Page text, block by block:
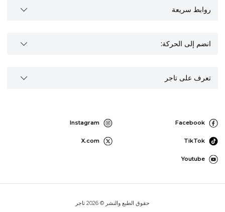
روابط سريعة
انضم إلى الحركة:
تعرف على تاجر
Facebook
Instagram
TikTok
X.com
Youtube
حقوق الطبع والنشر © 2026 تاجر